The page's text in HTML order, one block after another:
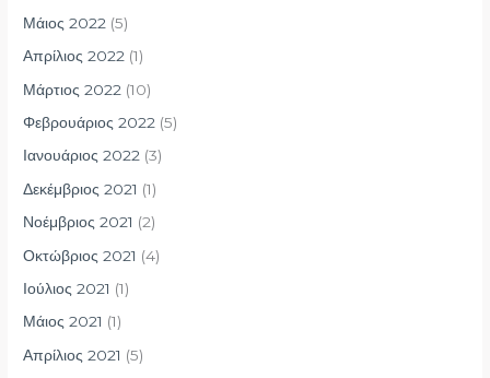
Μάιος 2022 (5)
Απρίλιος 2022 (1)
Μάρτιος 2022 (10)
Φεβρουάριος 2022 (5)
Ιανουάριος 2022 (3)
Δεκέμβριος 2021 (1)
Νοέμβριος 2021 (2)
Οκτώβριος 2021 (4)
Ιούλιος 2021 (1)
Μάιος 2021 (1)
Απρίλιος 2021 (5)